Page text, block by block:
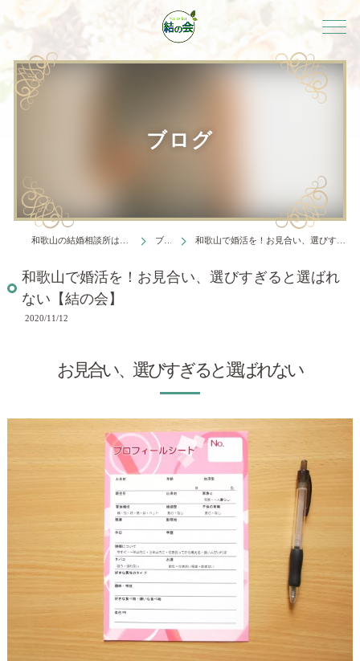
ブログ
ブログ 和歌山で婚活を！お見合い、選びすぎると選ばれない【結の会】
和歌山で婚活を！お見合い、選びすぎると選ばれ
ない【結の会】
2020/11/12
お見合い、選びすぎると選ばれない